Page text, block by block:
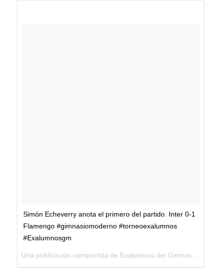
Simón Echeverry anota el primero del partido. Inter 0-1
Flamengo #gimnasiomoderno #torneoexalumnos
#Exalumnosgm
Una publicación compartida de Exalumnos del Gimnasio Moderno (@exalumnosgm) el